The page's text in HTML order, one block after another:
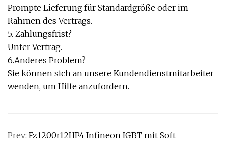
Prompte Lieferung für Standardgröße oder im
Rahmen des Vertrags.
5. Zahlungsfrist?
Unter Vertrag.
6.Anderes Problem?
Sie können sich an unsere Kundendienstmitarbeiter
wenden, um Hilfe anzufordern.
Prev: Fz1200r12HP4 Infineon IGBT mit Soft